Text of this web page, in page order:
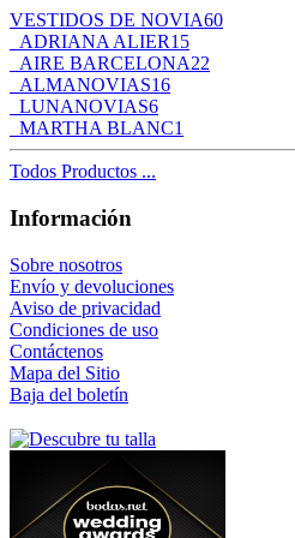
VESTIDOS DE NOVIA60
ADRIANA ALIER15
AIRE BARCELONA22
ALMANOVIAS16
LUNANOVIAS6
MARTHA BLANC1
Todos Productos ...
Información
Sobre nosotros
Envío y devoluciones
Aviso de privacidad
Condiciones de uso
Contáctenos
Mapa del Sitio
Baja del boletín